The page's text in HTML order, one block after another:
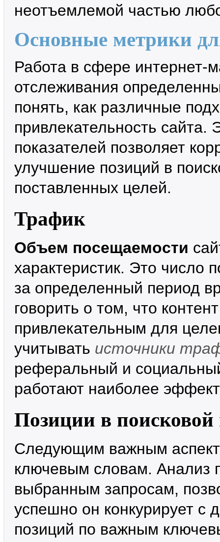
неотъемлемой частью
Основные метрики
Работа в сфере интернет-
отслеживания
понять, как различные
привлекательность
показателей позволяет
улучшение позиций в
поставленных целей.
Трафик
Объем посещаемости
характеристик. Это число
за определенный период
говорить о том, что
привлекательным для
учитывать источники
реферальный и
работают наиболее
Позиции в поисковой
Следующим важным
ключевым словам. Анализ
выбранным запросам,
успешно он конкурирует с
позиций по важным